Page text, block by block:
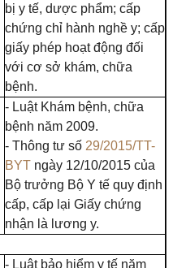
bị y tế, dược phẩm; cấp
chứng chỉ hành nghề y; cấp
giấy phép hoạt động đối
với cơ sở khám, chữa
bệnh.
- Luật Khám bệnh, chữa
bệnh năm 2009.
- Thông tư số 29/2015/TT-
BYT ngày 12/10/2015 của
Bộ trưởng Bộ Y tế quy định
cấp, cấp lại Giấy chứng
nhận là lương y.
- Luật bảo hiểm y tế năm